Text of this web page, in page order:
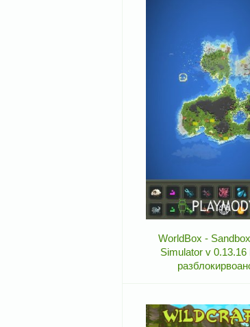
WorldBox -
Simulator v